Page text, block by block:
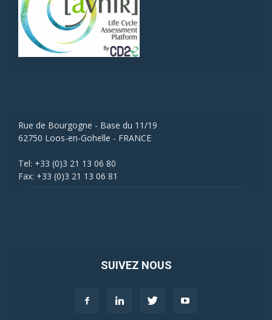
Rue de Bourgogne - Base du 11/19
62750 Loos-en-Gohelle - FRANCE
Tel: +33 (0)3 21 13 06 80
Fax: +33 (0)3 21 13 06 81
SUIVEZ NOUS